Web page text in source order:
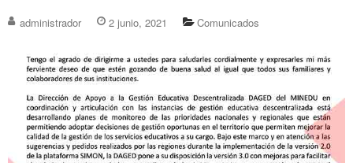
administrador 2 junio, 2021 Comunicados